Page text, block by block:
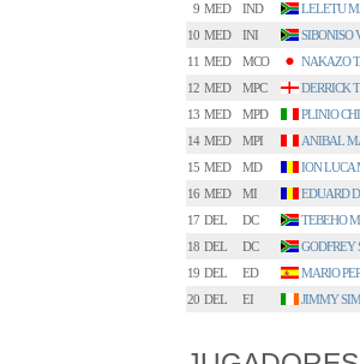
9 MED IND LELETU
10 MED INI SIBONISO
11 MED MCO NAKAZO
12 MED MPC DERRICK
13 MED MPD PLINIO
14 MED MPI ANIBAL
15 MED MD ION LUCA
16 MED MI EDUARD
17 DEL DC TEBEHO
18 DEL DC GODFREY
19 DEL ED MARIO
20 DEL EI JIMMY